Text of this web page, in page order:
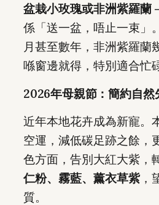
盆栽小玫瑰或非洲紫羅蘭
係「送一盆，唔止一束」
月甚至數年，非洲紫羅蘭
喺窗邊就得，特別適合忙
2026年母親節：簡約自然
近年本地花卉成為新寵。
空運，減低碳足跡之餘，
色方面，告別大紅大紫，
仁粉、霧藍、薰衣草紫，
質。